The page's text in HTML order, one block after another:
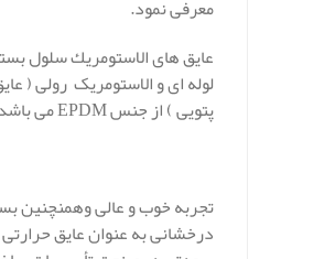
معرفی نمود.
عایق های الاستومريك سلول
لوله ای و الاستومریک رولی (
پتویی ) از جنس EPDM می باشد.
تجربه خوب و عالی وهمنچنین
درخشانی به عنوان عایق